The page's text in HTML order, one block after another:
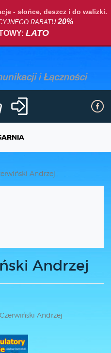
- słońce, deszcz i do walizki.
RABATU20%.
LATO
Andrzej
Andrzej
Czerwiński Andrzej